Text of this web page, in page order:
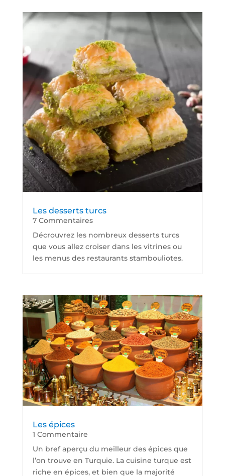
Les desserts turcs
7 Commentaires
Décrouvrez les nombreux desserts turcs
que vous allez croiser dans les vitrines ou
les menus des restaurants stambouliotes.
Les épices
1 Commentaire
Un bref aperçu du meilleur des épices que
l’on trouve en Turquie. La cuisine turque est
riche en épices, et bien que la majorité